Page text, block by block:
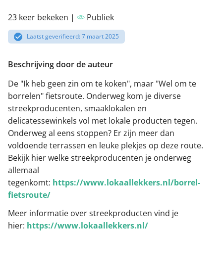
23 keer bekeken | Publiek
Laatst geverifieerd: 7 maart 2025
Beschrijving door de auteur
De "Ik heb geen zin om te koken", maar "Wel om te
borrelen" fietsroute. Onderweg kom je diverse
streekproducenten, smaaklokalen en
delicatessewinkels vol met lokale producten tegen.
Onderweg al eens stoppen? Er zijn meer dan
voldoende terrassen en leuke plekjes op deze route.
Bekijk hier welke streekproducenten je onderweg
allemaal
tegenkomt: https://www.lokaallekkers.nl/borrel-
fietsroute/
Meer informatie over streekproducten vind je
hier: https://www.lokaallekkers.nl/